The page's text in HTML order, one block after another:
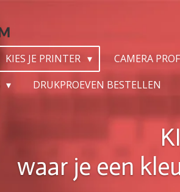
KIES JE PRINTER CAMERA
DRUKPROEVEN BESTELLEN
waar je een